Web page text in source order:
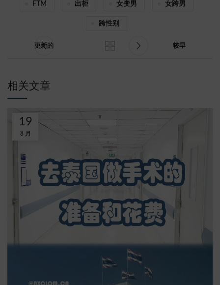
FTM 出柜 女变男 女跨男
跨性别
更新的 较早
相关文章
19
8 月